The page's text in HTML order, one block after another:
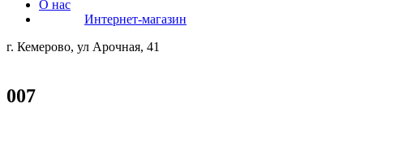
О нас
Интернет-магазин
г. Кемерово, ул Арочная, 41
007